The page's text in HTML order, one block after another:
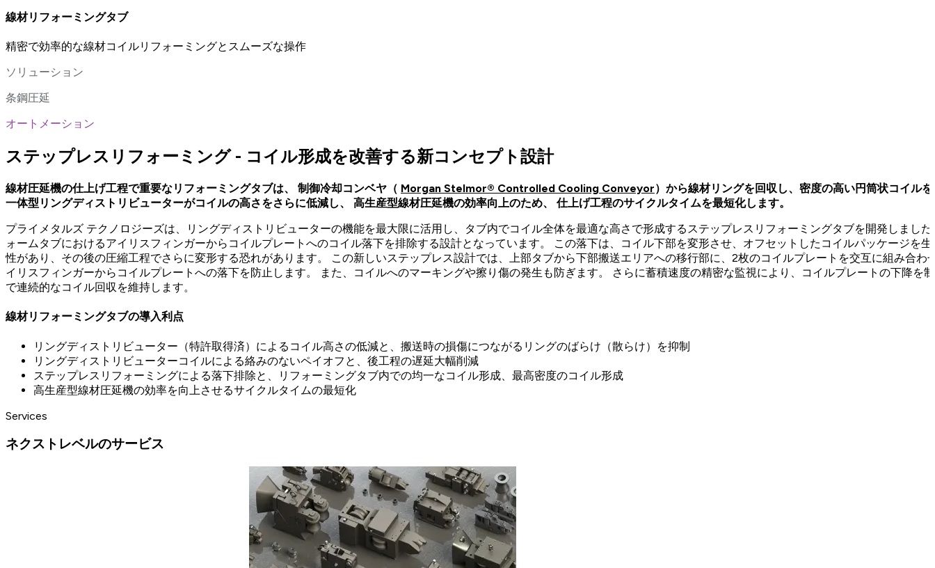
線材リフォーミングタブ
精密で効率的な線材コイルリフォーミングとスムーズな操作
ソリューション
条鋼圧延
オートメーション
ステップレスリフォーミング - コイル形成を改善する新コンセプト設計
線材圧延機の仕上げ工程で重要なリフォーミングタブは、 制御冷却コンベヤ（ Morgan Stelmor® Controlled Cooling Conveyor）から線材リングを回収し、密度の高い円筒状コイル
一体型リングディストリビューターがコイルの高さをさらに低減し、 高生産型線材圧延機の効率向上のため、 仕上げ工程のサイクルタイムを最短化します。
プライメタルズ テクノロジーズは、リングディストリビューターの機能を最大限に活用し、タブ内でコイル全体を最適な高さで形成するステップレスリフォーミングタブを開発しまし
ォームタブにおけるアイリスフィンガーからコイルプレートへのコイル落下を排除する設計となっています。 この落下は、コイル下部を変形させ、オフセットしたコイルパッケージを
性があり、その後の圧縮工程でさらに変形する恐れがあります。 この新しいステップレス設計では、上部タブから下部搬送エリアへの移行部に、2枚のコイルプレートを交互に組み合わ
イリスフィンガーからコイルプレートへの落下を防止します。 また、コイルへのマーキングや擦り傷の発生も防ぎます。 さらに蓄積速度の精密な監視により、コイルプレートの下降を
で連続的なコイル回収を維持します。
線材リフォーミングタブの導入利点
リングディストリビューター（特許取得済）によるコイル高さの低減と、搬送時の損傷につながるリングのばらけ（散らけ）を抑制
リングディストリビューターコイルによる絡みのないペイオフと、後工程の遅延大幅削減
ステップレスリフォーミングによる落下排除と、リフォーミングタブ内での均一なコイル形成、最高密度のコイル形成
高生産型線材圧延機の効率を向上させるサイクルタイムの最短化
Services
ネクストレベルのサービス